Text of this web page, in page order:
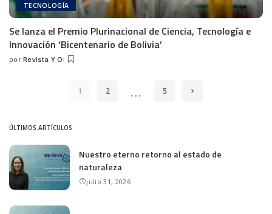
TECNOLOGÍA
Se lanza el Premio Plurinacional de Ciencia, Tecnología e
Innovación ‘Bicentenario de Bolivia’
por Revista Y O
1 2 … 5
ÚLTIMOS ARTÍCULOS
Nuestro eterno retorno al estado de
naturaleza
julio 31, 2026